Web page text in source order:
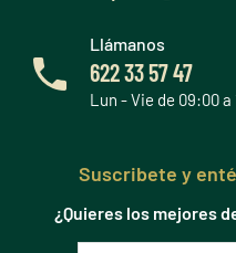
Llámanos
622 33 57 47
Lun - Vie de 09:00 a
Suscribete y
¿Quieres los mejores